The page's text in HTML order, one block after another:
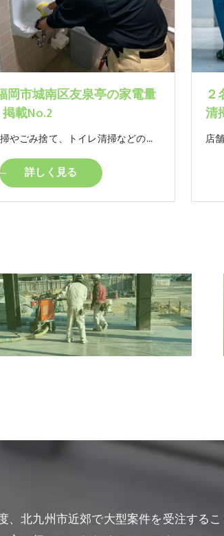
市城南区友泉亭の家電量
載No.2
店舗内の床清掃やごみ捨て、トイレ清掃などの簡単なお仕事です。 モクモクと自分のペースでやっていただけるお仕事です。 ※女性トイレの清掃があります。
詳しく見る
清
、北九州市近郊で大型案件を受注する